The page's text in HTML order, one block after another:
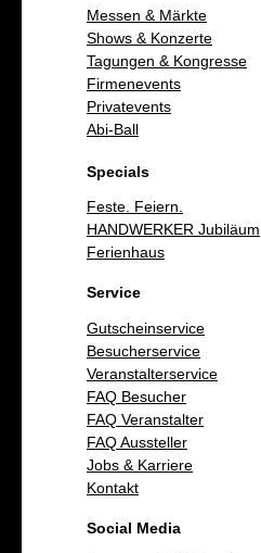
Messen & Märkte
Shows & Konzerte
Tagungen & Kongresse
Firmenevents
Privatevents
Abi-Ball
Specials
Feste. Feiern.
HANDWERKER Jubiläum
Ferienhaus
Service
Gutscheinservice
Besucherservice
Veranstalterservice
FAQ Besucher
FAQ Veranstalter
FAQ Aussteller
Jobs & Karriere
Kontakt
Social Media